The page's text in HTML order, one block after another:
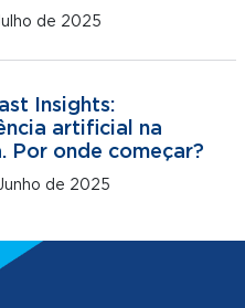
Julho de 2025
Insights:
artificial na
Por onde começar?
de 2025